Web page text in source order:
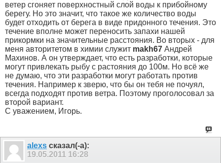
ветер сгоняет поверхностный слой воды к прибойному
берегу. Но это значит, что такое же количество воды
будет отходить от берега в виде придонного течения. Это
течение вполне может переносить запахи нашей
прикормки на значительные расстояния. Во вторых - для
меня авторитетом в химии служит makh67 Андрей
Махинов. А он утверждает, что есть разработки, которые
могут привлекать рыбу с растояния до 100м. Но всё же
не думаю, что эти разработки могут работать против
течения. Например к зверю, что бы он тебя не почуял,
всегда подходят против ветра. Поэтому проголосовал за
второй вариант.
С уважением, Игорь.
alexs сказал(-а):
19.05.2011 16:28